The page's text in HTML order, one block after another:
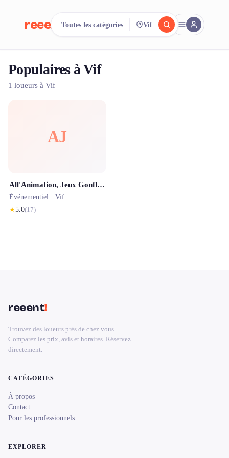
reeent! EN
Cherchez.
Toutes les catégories Vif
Populaires à Vif
1 loueurs à Vif
AJ
All'Animation, Jeux Gonflables et matériel évènementiel
Événementiel · Vif
★5.0(17)
reeent!
Trouvez des loueurs près de chez vous.
Comparez les prix, avis et horaires. Réservez
directement.
CATÉGORIES
À propos
Contact
Pour les professionnels
EXPLORER